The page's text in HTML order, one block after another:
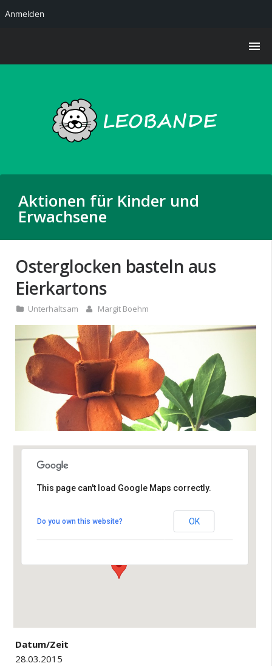
Aktionen für Kinder und
Erwachsene
Osterglocken basteln aus
Eierkartons
Unterhaltsam Margit Boehm
Hafenterrain 7 - Eggenstein-Leopoldshafen
This page can't load Google Maps correctly.
Do you own this website? OK
Datum/Zeit
28.03.2015
Anmelden